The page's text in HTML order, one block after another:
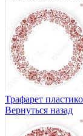
Трафарет
Вернуться назад